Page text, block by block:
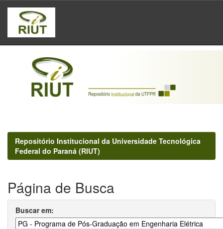
Skip
navigation
Repositório Institucional da Universidade Tecnológica
Federal do Paraná (RIUT)
Página de Busca
Buscar em: